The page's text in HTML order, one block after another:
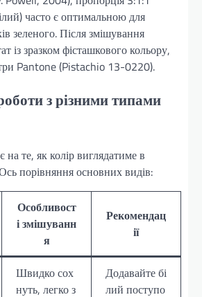
часто є оптимальною для
зеленого. Після змішування
із зразком фісташкового кольору,
Pantone (Pistachio 13-0220).
з різними типами
те, як колір виглядатиме в
порівняння основних видів:
Особливост
і змішуванн
я
Рекомендац
ії
Швидко сох
нуть, легко з
Додавайте бі
лий поступо